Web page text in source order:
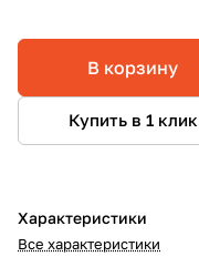
В корзину
Купить в 1 клик
Характеристики
Все характеристики